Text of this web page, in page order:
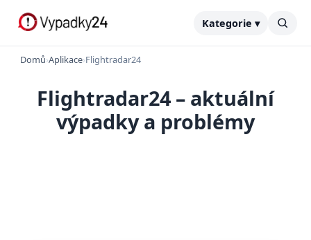
Kategorie ▾
Domů›Aplikace›Flightradar24
Flightradar24 – aktuální
výpadky a problémy